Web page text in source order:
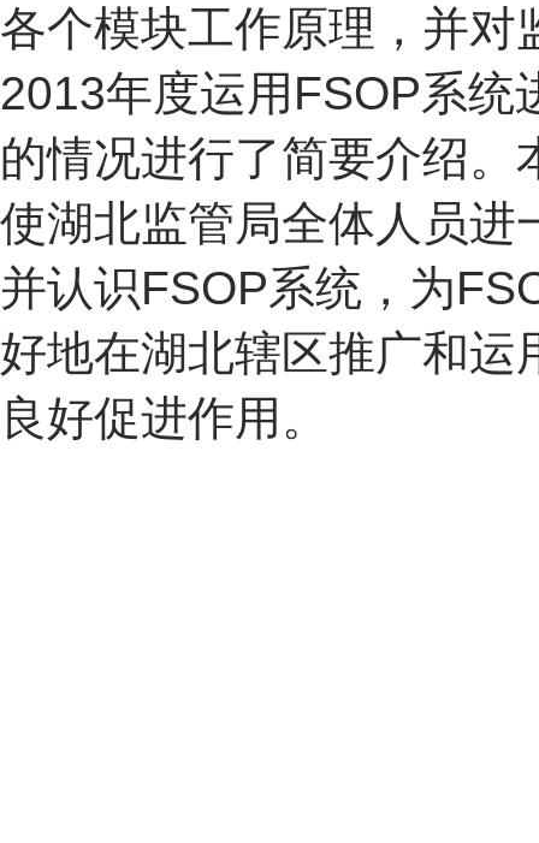
各个模块工作原理，并对
2013年度运用FSOP系统
的情况进行了简要介绍。
使湖北监管局全体人员进
并认识FSOP系统，为
好地在湖北辖区推广和运
良好促进作用。